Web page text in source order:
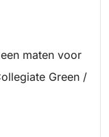
maten voor
Green /